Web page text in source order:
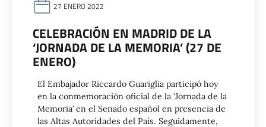
27 ENERO 2022
CELEBRACIÓN EN MADRID DE LA
‘JORNADA DE LA MEMORIA’ (27 DE
ENERO)
El Embajador Riccardo Guariglia participó hoy
en la conmemoración oficial de la ‘Jornada de la
Memoria’ en el Senado español en presencia de
las Altas Autoridades del País. Seguidamente,